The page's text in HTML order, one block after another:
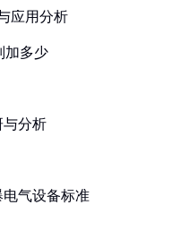
应用分析
加多少
与分析
气设备标准